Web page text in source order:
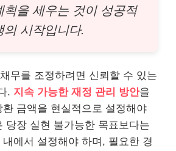
획을 세우는 것이 성공적
의 시작입니다.
무를 조정하려면 신뢰할 수 있는
. 지속 가능한 재정 관리 방안을
금액을 현실적으로 설정해야
당장 실현 불가능한 목표보다는
에서 설정해야 하며, 필요한 경